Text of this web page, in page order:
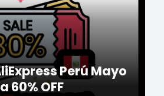
Perú Mayo
60% OFF